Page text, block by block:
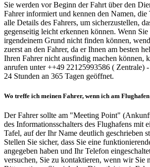
Sie werden vor Beginn der Fahrt über den
Fahrer informiert und kennen den Namen, die
alle Details des Fahrers, um sicherzustellen,
gegenseitig leicht erkennen können. Wenn
irgendeinem Grund nicht finden können,
zuerst an den Fahrer, da er Ihnen am besten
Ihren Fahrer nicht ausfindig machen können,
anrufen unter ++49 22125993586 ( Zentrale)
24 Stunden an 365 Tagen geöffnet.
Wo treffe ich meinen Fahrer, wenn ich am
Der Fahrer sollte am "Meeting Point"
des Informationsschalters des Flughafens mit
Tafel, auf der Ihr Name deutlich geschrieben
Stellen Sie sicher, dass Sie eine
angegeben haben und Ihr Telefon
versuchen, Sie zu kontaktieren, wenn wir Sie